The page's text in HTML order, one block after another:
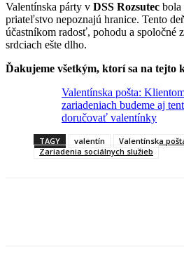
Valentínska párty v DSS Rozsutec bola
priateľstvo nepoznajú hranice. Tento
účastníkom radosť, pohodu a spoločné
srdciach ešte dlho.
Ďakujeme všetkým, ktorí sa na tejto
Valentínska pošta:
zariadeniach budeme aj
doručovať valentínky
TAGY valentín
Valentínska
Zariadenia sociálnych služieb